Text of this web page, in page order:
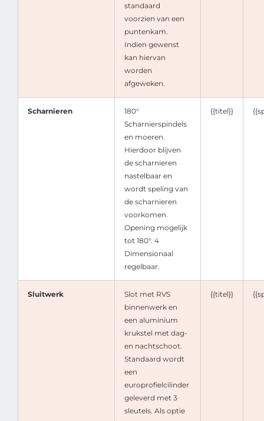
standaard
voorzien van een
puntenkam.
Indien gewenst
kan hiervan
worden
afgeweken.
Scharnieren
180°
Scharnierspindels
en moeren.
Hierdoor blijven
de scharnieren
nastelbaar en
wordt speling van
de scharnieren
voorkomen.
Opening mogelijk
tot 180°. 4
Dimensionaal
regelbaar.
{{titel}}
Sluitwerk
Slot met RVS
binnenwerk en
een aluminium
krukstel met dag-
en nachtschoot.
Standaard wordt
een
europrofielcilinder
geleverd met 3
sleutels. Als optie
{{titel}}